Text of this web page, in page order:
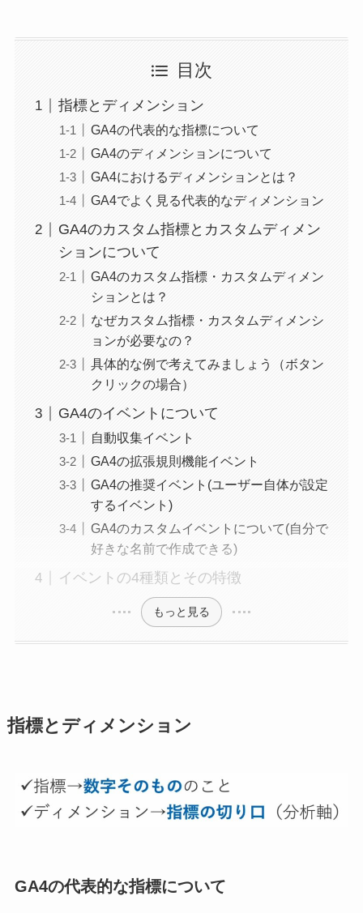
目次
指標とディメンション
GA4の代表的な指標について
GA4のディメンションについて
GA4におけるディメンションとは？
GA4でよく見る代表的なディメンション
GA4のカスタム指標とカスタムディメン
ションについて
GA4のカスタム指標・カスタムディメン
ションとは？
なぜカスタム指標・カスタムディメンシ
ョンが必要なの？
具体的な例で考えてみましょう（ボタン
クリックの場合）
GA4のイベントについて
自動収集イベント
GA4の拡張規則機能イベント
GA4の推奨イベント(ユーザー自体が設定
するイベント)
GA4のカスタムイベントについて(自分で
好きな名前で作成できる)
イベントの4種類とその特徴
もっと見る
指標とディメンション
GA4の代表的な指標について